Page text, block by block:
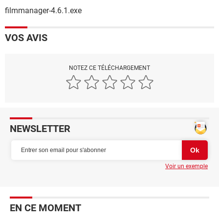
filmmanager-4.6.1.exe
VOS AVIS
NOTEZ CE TÉLÉCHARGEMENT
NEWSLETTER
Voir un exemple
EN CE MOMENT